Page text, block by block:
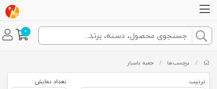
0
/ برچسب‌ها / جعبه باسبار
ترتیب تعداد نمایش